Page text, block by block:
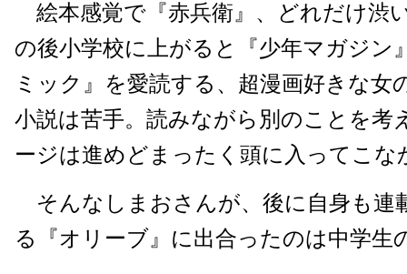
絵本感覚で『赤兵衛』、どれだけ渋
の後小学校に上がると『少年マガジン
ミック』を愛読する、超漫画好きな女
小説は苦手。読みながら別のことを考
ージは進めどまったく頭に入ってこな
そんなしまおさんが、後に自身も連
る『オリーブ』に出合ったのは中学生